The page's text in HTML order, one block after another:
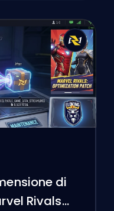
di
Rivals